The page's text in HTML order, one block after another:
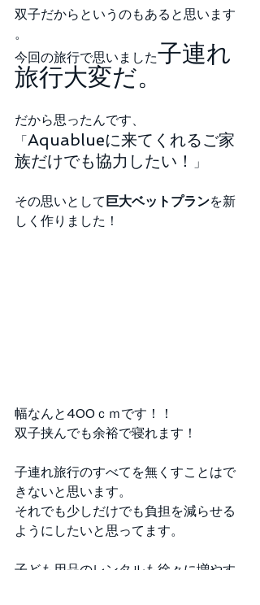
双子だからというのもあると思います
。
今回の旅行で思いました子連れ
旅行大変だ。
だから思ったんです、
「Aquablueに来てくれるご家
族だけでも協力したい！
」
その思いとして 巨大ベットプランを新
しく作りました！
幅なんと400ｃｍです！！
双子挟んでも余裕で寝れます！
子連れ旅行のすべてを無くすことはで
きないと思います。
それでも少しだけでも負担を減らせる
ようにしたいと思ってます。
子ども用品のレンタルも徐々に増やす